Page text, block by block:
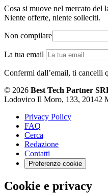
Cosa si muove nel mercato del
Niente offerte, niente solleciti.
Non compilare
La tua email
Confermi dall’email, ti cancelli
© 2026 Best Tech Partner
Lodovico Il Moro, 133, 20142
Privacy Policy
FAQ
Cerca
Redazione
Contatti
Preferenze cookie
Cookie e privacy